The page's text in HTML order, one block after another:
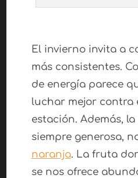
El invierno invita a
más consistentes.
de energía parece
luchar mejor contra
estación. Además,
siempre generosa,
naranja. La fruta
se nos ofrece